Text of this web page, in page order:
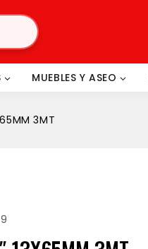
MUEBLES Y ASEO
3MT